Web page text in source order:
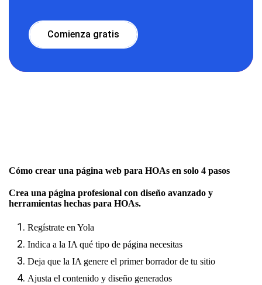
Comienza gratis
Cómo crear una página web para HOAs en solo 4 pasos
Crea una página profesional con diseño avanzado y
herramientas hechas para HOAs.
Regístrate en Yola
Indica a la IA qué tipo de página necesitas
Deja que la IA genere el primer borrador de tu sitio
Ajusta el contenido y diseño generados